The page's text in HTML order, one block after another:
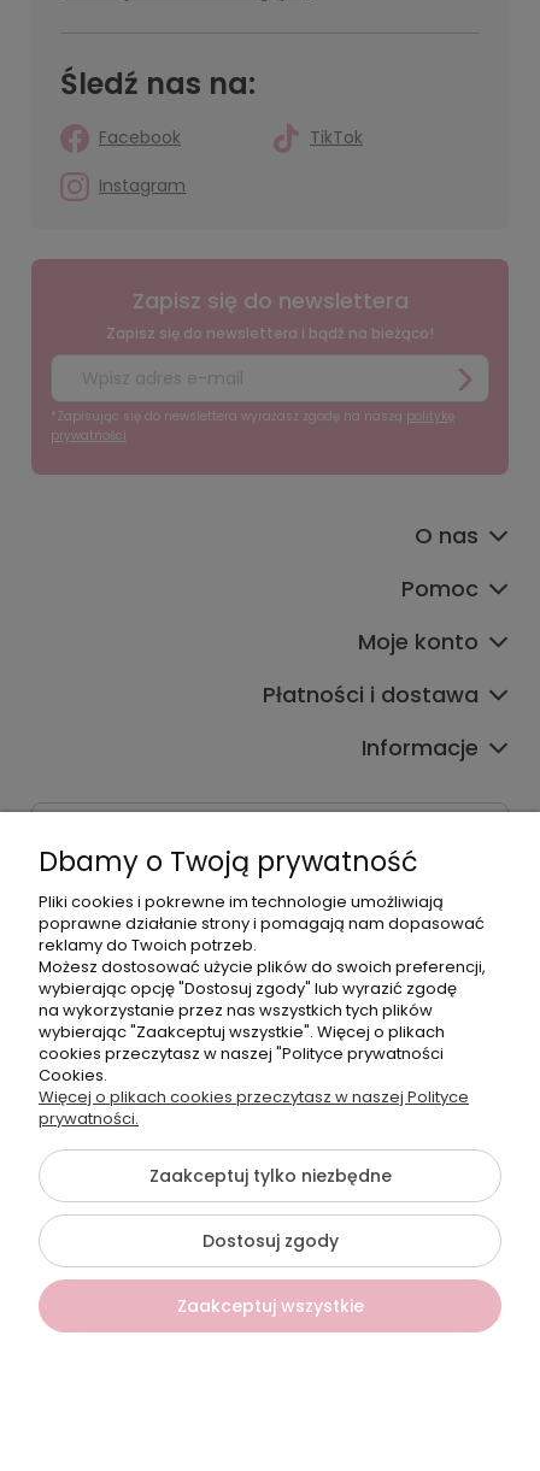
Śledź nas na:
Facebook
TikTok
Instagram
Zapisz się do newslettera
Zapisz się do newslettera i bądź na bieżąco!
*Zapisując się do newslettera wyrażasz zgodę na naszą politykę
prywatności
O nas
Pomoc
Moje konto
Płatności i dostawa
Informacje
Godziny czynnej infolinii
Pon.-Pt. 9:00-17:00
Telefon:
+48500660700
E-mail:
biuro@hurtowniahellonails.pl
©2026 Wszelkie Prawa Zastrzeżone | Hurtownia HelloNails
Szablon Flex byEcommercy
Sklep internetowy Shoper Premium
Dbamy o Twoją prywatność
Pliki cookies i pokrewne im technologie umożliwiają
poprawne działanie strony i pomagają nam dopasować
reklamy do Twoich potrzeb.
Możesz dostosować użycie plików do swoich preferencji,
wybierając opcję "Dostosuj zgody" lub wyrazić zgodę
na wykorzystanie przez nas wszystkich tych plików
wybierając "Zaakceptuj wszystkie". Więcej o plikach
cookies przeczytasz w naszej "Polityce prywatności
Cookies.
Więcej o plikach cookies przeczytasz w naszej Polityce
prywatności.
Zaakceptuj tylko niezbędne
Dostosuj zgody
Zaakceptuj wszystkie